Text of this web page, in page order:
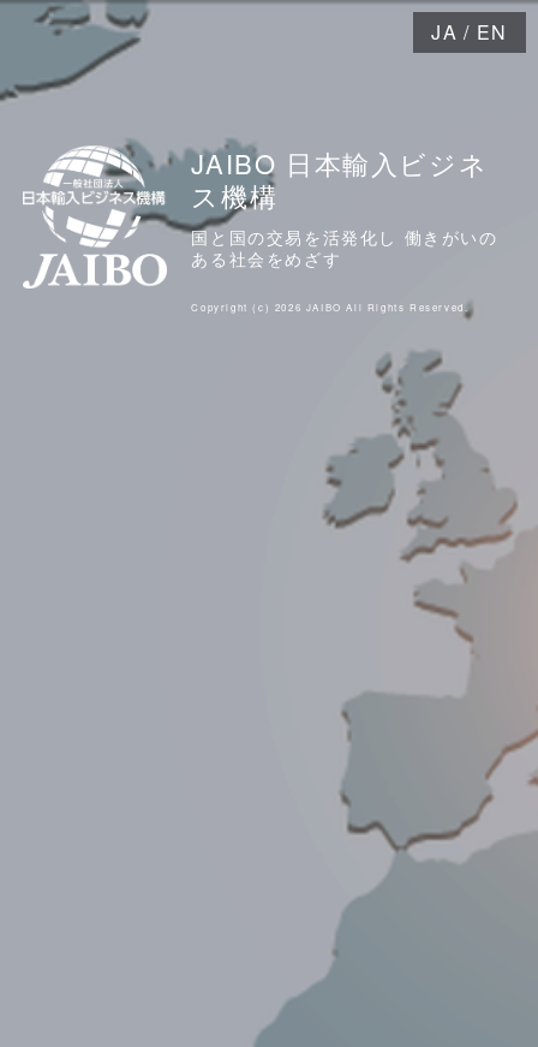
JAIBO 日本輸入ビジネ
ス機構
国と国の交易を活発化し 働きがいの
ある社会をめざす
Copyright (c) 2026 JAIBO All Rights Reserved.
JA / EN